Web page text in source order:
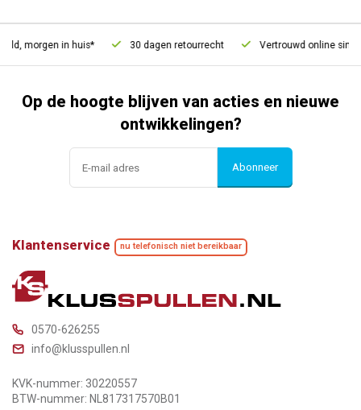
morgen in huis* 30 dagen retourrecht Vertrouwd online sinds
Op de hoogte blijven van acties en nieuwe
ontwikkelingen?
Abonneer
Klantenservice nu telefonisch niet bereikbaar
0570-626255
info@klusspullen.nl
KVK-nummer: 30220557
BTW-nummer: NL817317570B01